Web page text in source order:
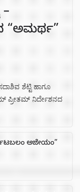
ಶೆಟ್ಟಿ ಹಾಗೂ
ಪ್ರೀತಮ್ ನಿರ್ದೇಶನದ
ಅಜೇಯಂ”